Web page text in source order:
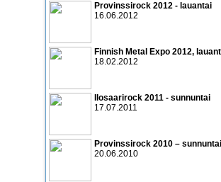
Provinssirock 2012 - lauantai
16.06.2012
Finnish Metal Expo 2012,
18.02.2012
Ilosaarirock 2011 - sunnuntai
17.07.2011
Provinssirock 2010 – sunnuntai
20.06.2010